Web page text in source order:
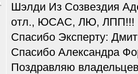
Шэлди Из Созвездия
отл., ЮСАС, ЛЮ, ЛПП!!!
Спасибо Эксперту:
Спасибо Александра
Поздравляю